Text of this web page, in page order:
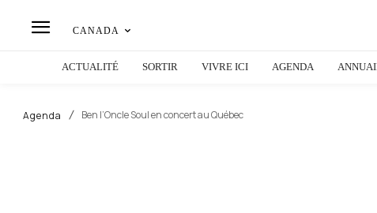
CANADA
ACTUALITÉ SORTIR VIVRE ICI AGENDA
Agenda Ben l’Oncle Soul en concert au Québec